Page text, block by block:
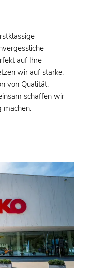
auf Ihre
wir auf starke,
von Qualität,
schaffen wir
machen.